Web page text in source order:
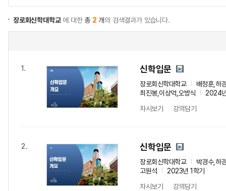
장로회신학대학교에 대한총 2 개의 검색결과가 있습니다.
1. 신학입문
장로회신학대학교
배정훈,하
최진봉,이상억,오방식
2024
차시보기
강의담기
2. 신학입문
장로회신학대학교
박경수,하
고원석
2023년 1학기
차시보기
강의담기